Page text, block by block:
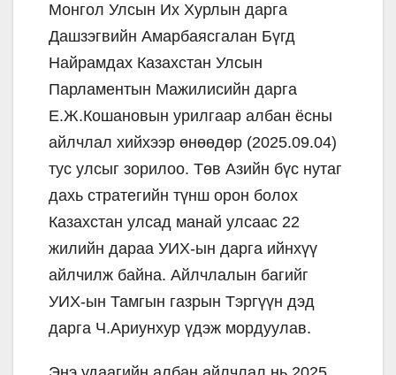
Монгол Улсын Их Хурлын дарга
Дашзэгвийн Амарбаясгалан Бүгд
Найрамдах Казахстан Улсын
Парламентын Мажилисийн дарга
Е.Ж.Кошановын урилгаар албан ёсны
айлчлал хийхээр өнөөдөр (2025.09.04)
тус улсыг зорилоо. Төв Азийн бүс нутаг
дахь стратегийн түнш орон болох
Казахстан улсад манай улсаас 22
жилийн дараа УИХ-ын дарга ийнхүү
айлчилж байна. Айлчлалын багийг
УИХ-ын Тамгын газрын Тэргүүн дэд
дарга Ч.Ариунхур үдэж мордуулав.